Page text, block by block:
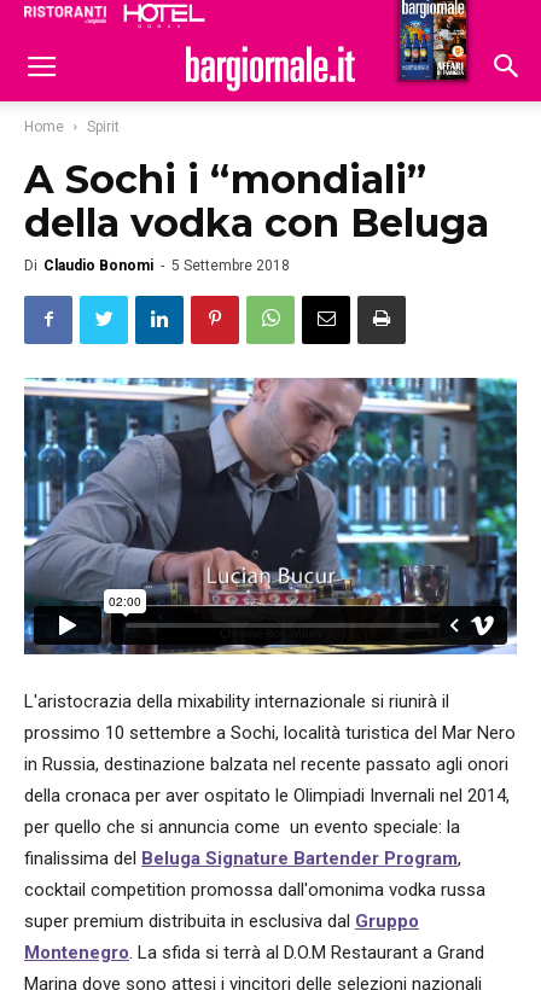
Hoteldomani
Home Spirit
A Sochi i “mondiali”
della vodka con Beluga
Di Claudio Bonomi - 5 Settembre 2018
L'aristocrazia della mixability internazionale si riunirà il
prossimo 10 settembre a Sochi, località turistica del Mar Nero
in Russia, destinazione balzata nel recente passato agli onori
della cronaca per aver ospitato le Olimpiadi Invernali nel 2014,
per quello che si annuncia come un evento speciale: la
finalissima del Beluga Signature Bartender Program,
cocktail competition promossa dall'omonima vodka russa
super premium distribuita in esclusiva dal Gruppo
Montenegro . La sfida si terrà al D.O.M Restaurant a Grand
Marina dove sono attesi i vincitori delle selezioni nazionali